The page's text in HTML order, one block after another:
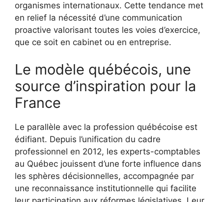
organismes internationaux. Cette tendance met
en relief la nécessité d’une communication
proactive valorisant toutes les voies d’exercice,
que ce soit en cabinet ou en entreprise.
Le modèle québécois, une
source d’inspiration pour la
France
Le parallèle avec la profession québécoise est
édifiant. Depuis l’unification du cadre
professionnel en 2012, les experts-comptables
au Québec jouissent d’une forte influence dans
les sphères décisionnelles, accompagnée par
une reconnaissance institutionnelle qui facilite